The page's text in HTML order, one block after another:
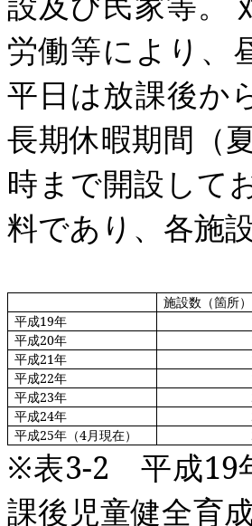
労働等により、
平日は放課後か
長期休暇期間（
時まで開設して
料であり、各施
施設数（箇所）
平成19年
平成20年
平成21年
平成22年
平成23年
平成24年
平成25年（4月現在）
※表3‐2 平成19
課後児童健全育